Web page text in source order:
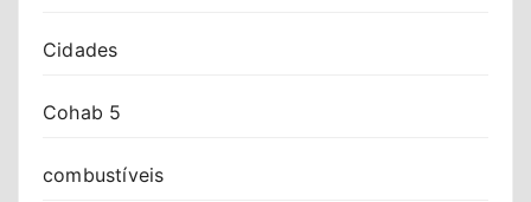
Cidades
Cohab 5
combustíveis